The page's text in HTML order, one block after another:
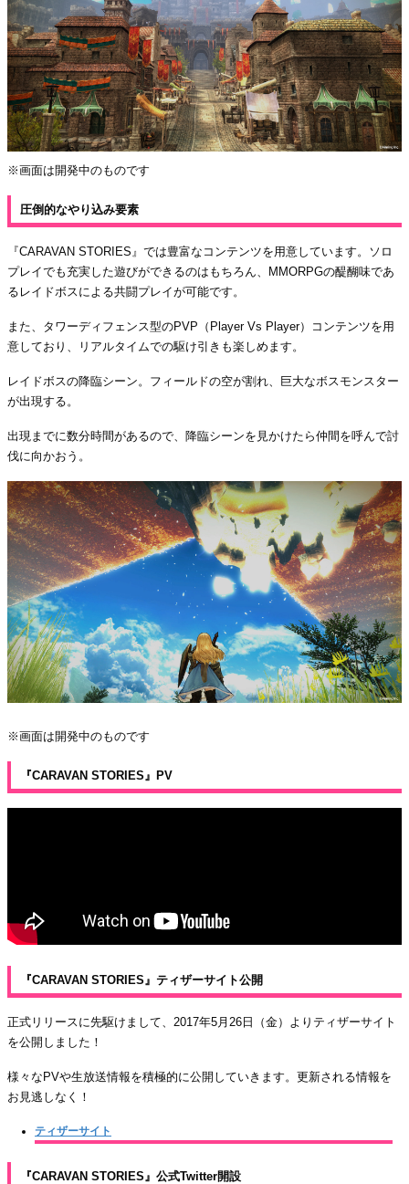
※画面は開発中のものです
圧倒的なやり込み要素
『CARAVAN STORIES』では豊富なコンテンツを用意しています。ソロ
プレイでも充実した遊びができるのはもちろん、MMORPGの醍醐味であ
るレイドボスによる共闘プレイが可能です。
また、タワーディフェンス型のPVP（Player Vs Player）コンテンツを用
意しており、リアルタイムでの駆け引きも楽しめます。
レイドボスの降臨シーン。フィールドの空が割れ、巨大なボスモンスター
が出現する。
出現までに数分時間があるので、降臨シーンを見かけたら仲間を呼んで討
伐に向かおう。
※画面は開発中のものです
『CARAVAN STORIES』PV
『CARAVAN STORIES』ティザーサイト公開
正式リリースに先駆けまして、2017年5月26日（金）よりティザーサイト
を公開しました！
様々なPVや生放送情報を積極的に公開していきます。更新される情報を
お見逃しなく！
ティザーサイト
『CARAVAN STORIES』公式Twitter開設